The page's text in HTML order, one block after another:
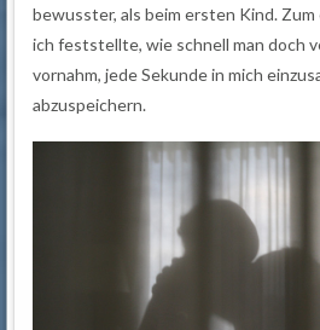
bewusster, als beim ersten Kind. Zum
ich feststellte, wie schnell man doch
vornahm, jede Sekunde in mich
abzuspeichern.